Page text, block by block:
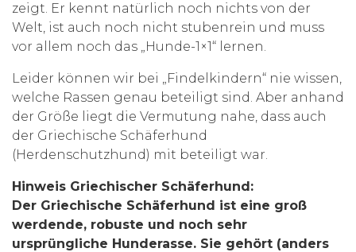
zeigt. Er kennt natürlich noch nichts von der
Welt, ist auch noch nicht stubenrein und muss
vor allem noch das „Hunde-1×1“ lernen.
Leider können wir bei „Findelkindern“ nie wissen,
welche Rassen genau beteiligt sind. Aber anhand
der Größe liegt die Vermutung nahe, dass auch
der Griechische Schäferhund
(Herdenschutzhund) mit beteiligt war.
Hinweis Griechischer Schäferhund:
Der Griechische Schäferhund ist eine groß
werdende, robuste und noch sehr
ursprüngliche Hunderasse. Sie gehört (anders